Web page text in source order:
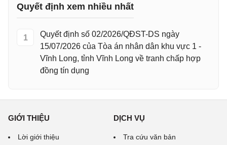
Quyết định xem nhiều nhất
1
Quyết định số 02/2026/QĐST-DS ngày
15/07/2026 của Tòa án nhân dân khu vực 1 -
Vĩnh Long, tỉnh Vĩnh Long về tranh chấp hợp
đồng tín dụng
GIỚI THIỆU
Lời giới thiệu
DỊCH VỤ
Tra cứu văn bản